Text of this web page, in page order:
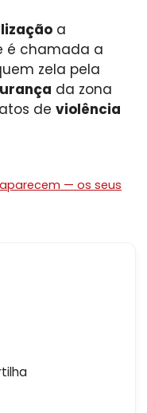
a
é chamada a
zela pela
da zona
de violência
— os seus